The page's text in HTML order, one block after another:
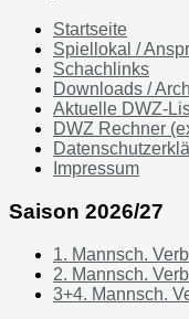
Startseite
Spiellokal /
Schachlinks
Downloads /
Aktuelle DWZ-
DWZ Rechner
Impressum
Saison 2026/27
1. Mannsch.
2. Mannsch.
3+4. Mannsch.